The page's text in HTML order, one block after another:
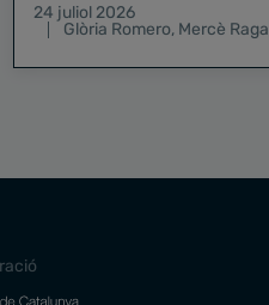
24 juliol 2026
Glòria Romero, Mercè Raga